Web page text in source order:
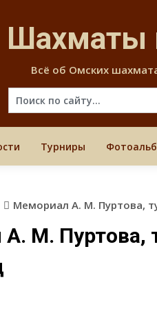
Шахматы
Всё об Омских
Турниры
Мемориал А. М. Пуртова,
М. Пуртова,